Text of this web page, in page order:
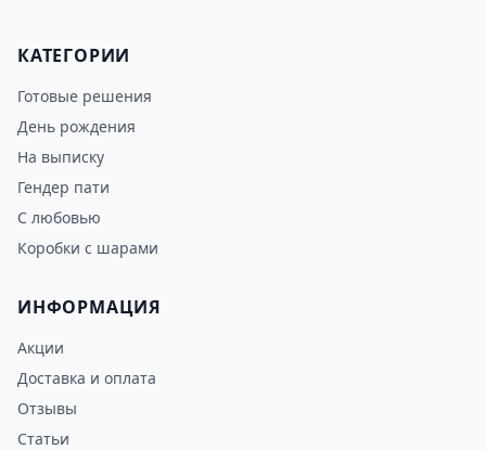
КАТЕГОРИИ
Готовые решения
День рождения
На выписку
Гендер пати
С любовью
Коробки с шарами
ИНФОРМАЦИЯ
Акции
Доставка и оплата
Отзывы
Статьи